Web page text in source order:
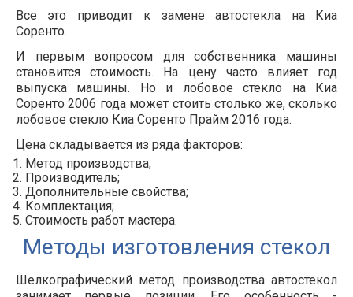
Все это приводит к замене автостекла на Киа
Соренто.
И первым вопросом для собственника машины
становится стоимость. На цену часто влияет год
выпуска машины. Но и лобовое стекло на Киа
Соренто 2006 года может стоить столько же, сколько
лобовое стекло Киа Соренто Прайм 2016 года.
Цена складывается из ряда факторов:
Метод производства;
Производитель;
Дополнительные свойства;
Комплектация;
Стоимость работ мастера.
Методы изготовления стекол
Шелкографический метод производства автостекол